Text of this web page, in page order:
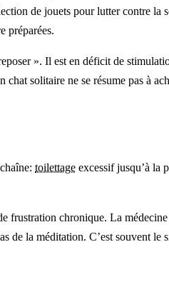
de jouets pour lutter contre la
préparées.
». Il est en déficit de
solitaire ne se résume pas à
toilettage excessif jusqu’à la
chronique. La
de la méditation. C’est souvent